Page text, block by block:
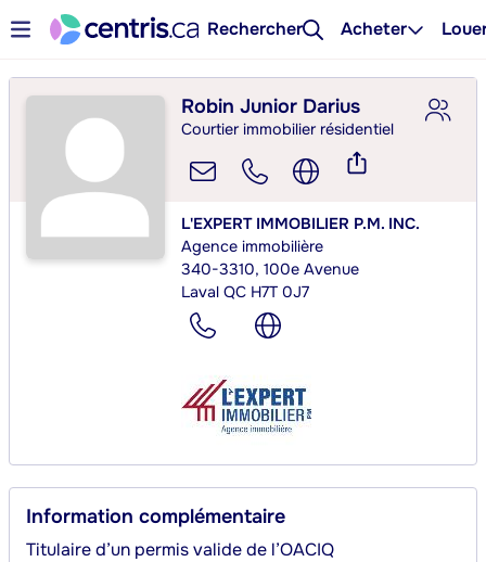
Rechercher Acheter
Robin Junior Darius
Courtier immobilier résidentiel
L'EXPERT IMMOBILIER P.M. INC.
Agence immobilière
340-3310, 100e Avenue
Laval QC H7T 0J7
Information complémentaire
Titulaire d’un permis valide de l’OACIQ